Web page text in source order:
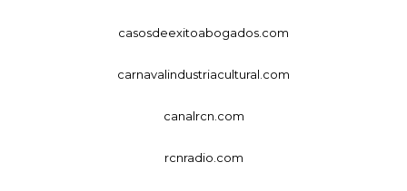
casosdeexitoabogados.com
carnavalindustriacultural.com
canalrcn.com
rcnradio.com